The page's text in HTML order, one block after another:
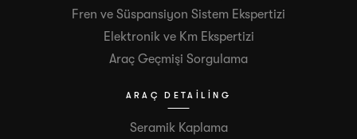
Fren ve Süspansiyon Sistem Ekspertizi
Elektronik ve Km Ekspertizi
Araç Geçmişi Sorgulama
ARAÇ DETAILING
Seramik Kaplama